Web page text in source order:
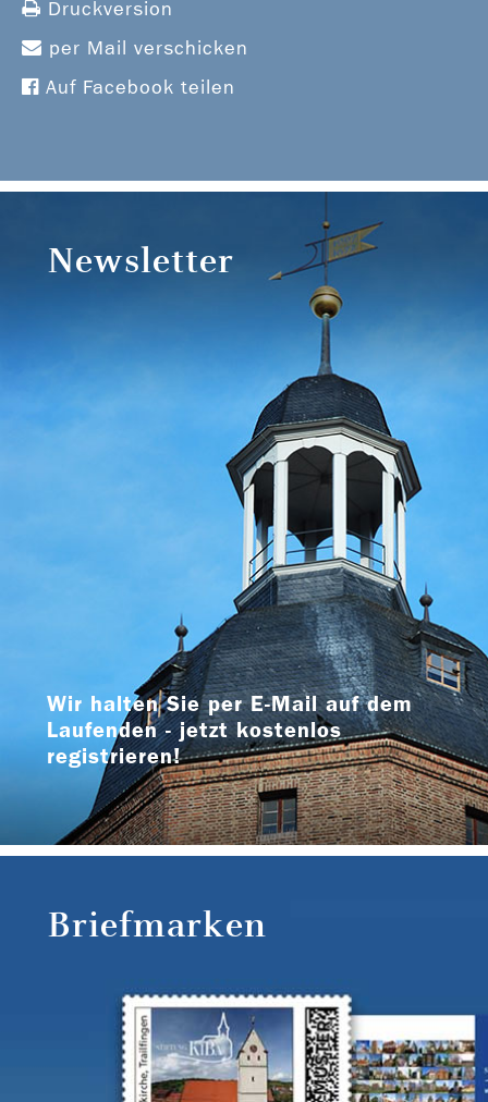
Druckversion
per Mail verschicken
Auf Facebook teilen
Newsletter
Wir halten Sie per E-Mail auf dem
Laufenden - jetzt kostenlos
registrieren!
Briefmarken